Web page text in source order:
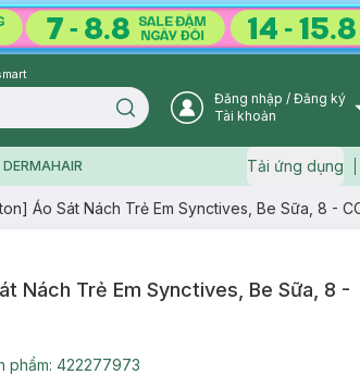
Search icon User Icon
Đăng nhập / Đăng ký
Tài khoản
DERMAHAIR Tải ứng dụng
Áo Sát Nách Trẻ Em Synctives, Be Sữa, 8 -
Nách Trẻ Em Synctives, Be Sữa, 8 -
phẩm: 422277973